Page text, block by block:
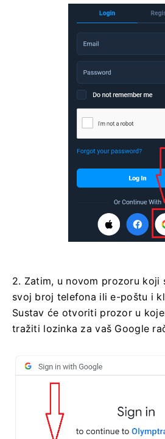
2. Zatim, u novom prozoru koji
svoj broj telefona ili e-poštu i
Sustav će otvoriti prozor u
tražiti lozinka za vaš Google